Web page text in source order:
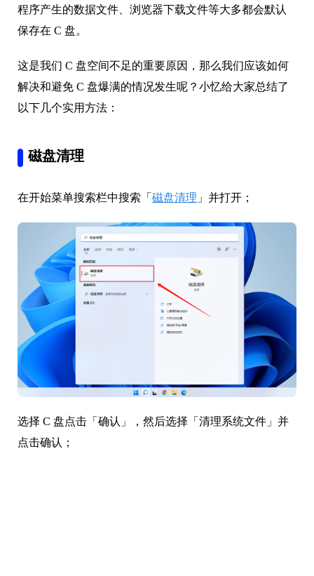
程序产生的数据文件、浏览器下载文件等大多都会默认
保存在 C 盘。
这是我们 C 盘空间不足的重要原因，那么我们应该如何
解决和避免 C 盘爆满的情况发生呢？小忆给大家总结了
以下几个实用方法：
磁盘清理
在开始菜单搜索栏中搜索「 磁盘清理 」并打开；
选择 C 盘点击「确认」，然后选择「清理系统文件」并
点击确认；